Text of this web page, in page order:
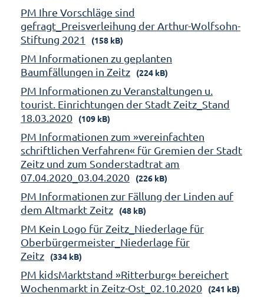
PM Ihre Vorschläge sind
gefragt_Preisverleihung der Arthur-Wolfsohn-
Stiftung 2021
(158 kB)
PM Informationen zu geplanten
Baumfällungen in Zeitz
(224 kB)
PM Informationen zu Veranstaltungen u.
tourist. Einrichtungen der Stadt Zeitz_Stand
18.03.2020
(109 kB)
PM Informationen zum »vereinfachten
schriftlichen Verfahren« für Gremien der Stadt
Zeitz und zum Sonderstadtrat am
07.04.2020_03.04.2020
(226 kB)
PM Informationen zur Fällung der Linden auf
dem Altmarkt Zeitz
(48 kB)
PM Kein Logo für Zeitz_Niederlage für
Oberbürgermeister_Niederlage für
Zeitz
(334 kB)
PM kidsMarktstand »Ritterburg« bereichert
Wochenmarkt in Zeitz-Ost_02.10.2020
(241 kB)